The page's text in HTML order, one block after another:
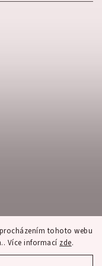
tohoto webu
Více informací zde.